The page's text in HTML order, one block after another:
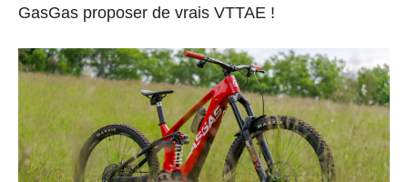
GasGas proposer de vrais VTTAE !